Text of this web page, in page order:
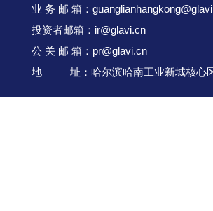
业 务 邮 箱：
投资者邮箱：ir@glavi.cn
公 关 邮 箱：pr@glavi.cn
地 址：哈尔滨哈南工业新城核心